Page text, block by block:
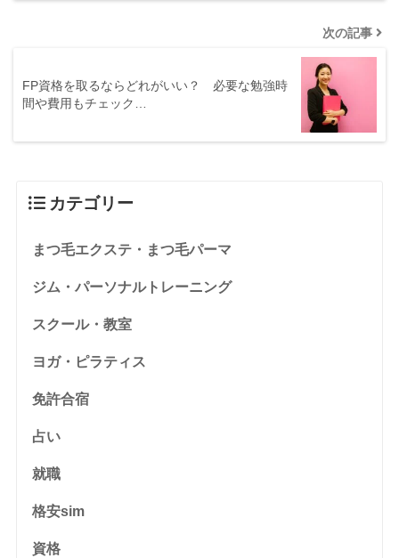
次の記事
FP資格を取るならどれがいい？ 必要な勉強時
間や費用もチェック…
カテゴリー
まつ毛エクステ・まつ毛パーマ
ジム・パーソナルトレーニング
スクール・教室
ヨガ・ピラティス
免許合宿
占い
就職
格安sim
資格